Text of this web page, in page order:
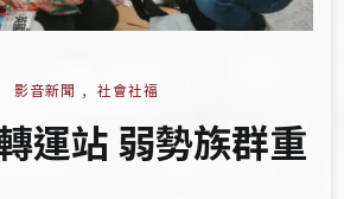
影音新聞 , 社會社福
運站 弱勢族群重